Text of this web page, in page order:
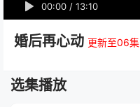
00:00 / 13:10
婚后再心动 更新至06集
选集播放